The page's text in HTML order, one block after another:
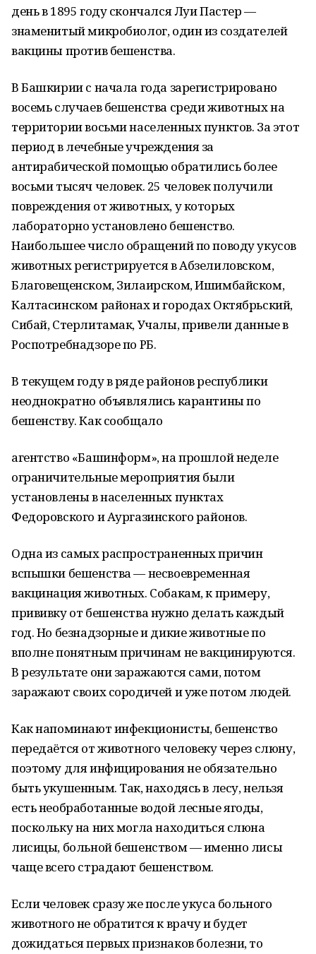
день в 1895 году скончался Луи Пастер —
знаменитый микробиолог, один из создателей
вакцины против бешенства.
В Башкирии с начала года зарегистрировано
восемь случаев бешенства среди животных на
территории восьми населенных пунктов. За этот
период в лечебные учреждения за
антирабической помощью обратились более
восьми тысяч человек. 25 человек получили
повреждения от животных, у которых
лабораторно установлено бешенство.
Наибольшее число обращений по поводу укусов
животных регистрируется в Абзелиловском,
Благовещенском, Зилаирском, Ишимбайском,
Калтасинском районах и городах Октябрьский,
Сибай, Стерлитамак, Учалы, привели данные в
Роспотребнадзоре по РБ.
В текущем году в ряде районов республики
неоднократно объявлялись карантины по
бешенству. Как сообщало
агентство «Башинформ», на прошлой неделе
ограничительные мероприятия были
установлены в населенных пунктах
Федоровского и Аургазинского районов.
Одна из самых распространенных причин
вспышки бешенства — несвоевременная
вакцинация животных. Собакам, к примеру,
прививку от бешенства нужно делать каждый
год. Но безнадзорные и дикие животные по
вполне понятным причинам не вакцинируются.
В результате они заражаются сами, потом
заражают своих сородичей и уже потом людей.
Как напоминают инфекционисты, бешенство
передаётся от животного человеку через слюну,
поэтому для инфицирования не обязательно
быть укушенным. Так, находясь в лесу, нельзя
есть необработанные водой лесные ягоды,
поскольку на них могла находиться слюна
лисицы, больной бешенством — именно лисы
чаще всего страдают бешенством.
Если человек сразу же после укуса больного
животного не обратится к врачу и будет
дожидаться первых признаков болезни, то